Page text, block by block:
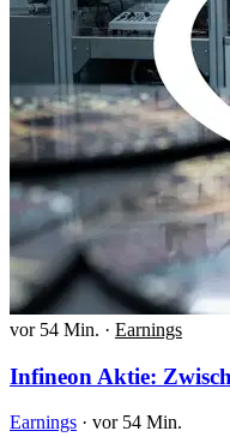
vor 54 Min. · Earnings
Infineon Aktie:
Earnings · vor 54 Min.